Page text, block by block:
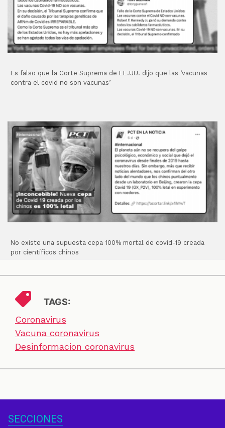
Es falso que la Corte Suprema de EE.UU. dijo que las ‘vacunas
contra el covid no son vacunas’
No existe una supuesta cepa 100% mortal de covid-19 creada
por científicos chinos
TAGS:
Coronavirus
Vacuna coronavirus
Desinformacion coronavirus
SECCIONES